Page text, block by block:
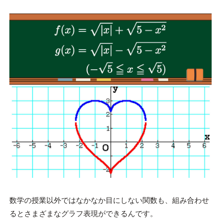
数学の授業以外ではなかなか目にしない関数も、組み合わせ
るとさまざまなグラフ表現ができるんです。